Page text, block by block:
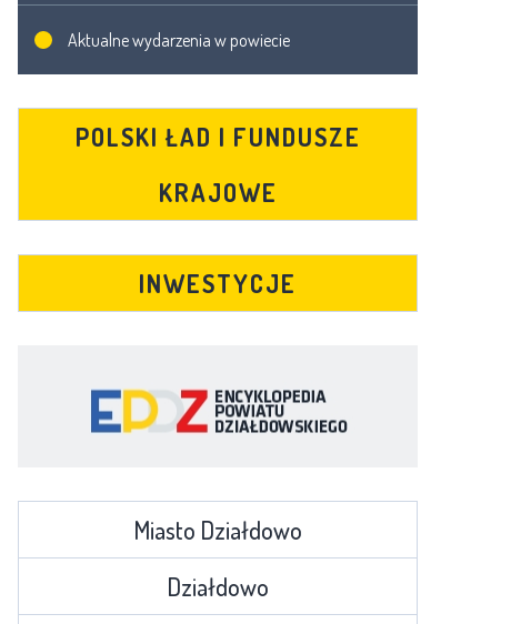
Aktualne wydarzenia w powiecie
POLSKI ŁAD I FUNDUSZE
KRAJOWE
INWESTYCJE
Miasto Działdowo
Działdowo